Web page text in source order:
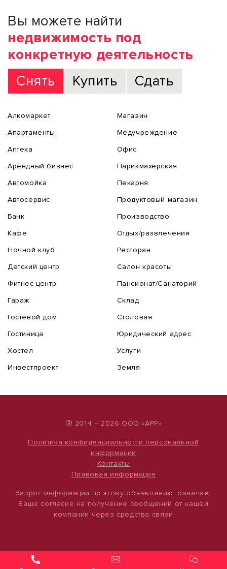
Вы можете найти
недвижимость под
конкретную деятельность
Снять
Купить Сдать
Алкомаркет
Апартаменты
Аптека
Арендный бизнес
Автомойка
Автосервис
Банк
Кафе
Ночной клуб
Детский центр
Фитнес центр
Гараж
Гостевой дом
Гостиница
Хостел
Инвестпроект
Магазин
Медучреждение
Офис
Парикмахерская
Пекарня
Продуктовый магазин
Производство
Отдых/развлечения
Ресторан
Салон красоты
Пансионат/Санаторий
Склад
Столовая
Юридический адрес
Услуги
Земля
® 2014 – 2026 ООО «АРР»
Политика конфиденциальности персональной
информации
Контакты
Правовая информация
Запрос информации по этому объявлению, означает
Ваше согласие на получение сообщений от нашей
компании через средства связи